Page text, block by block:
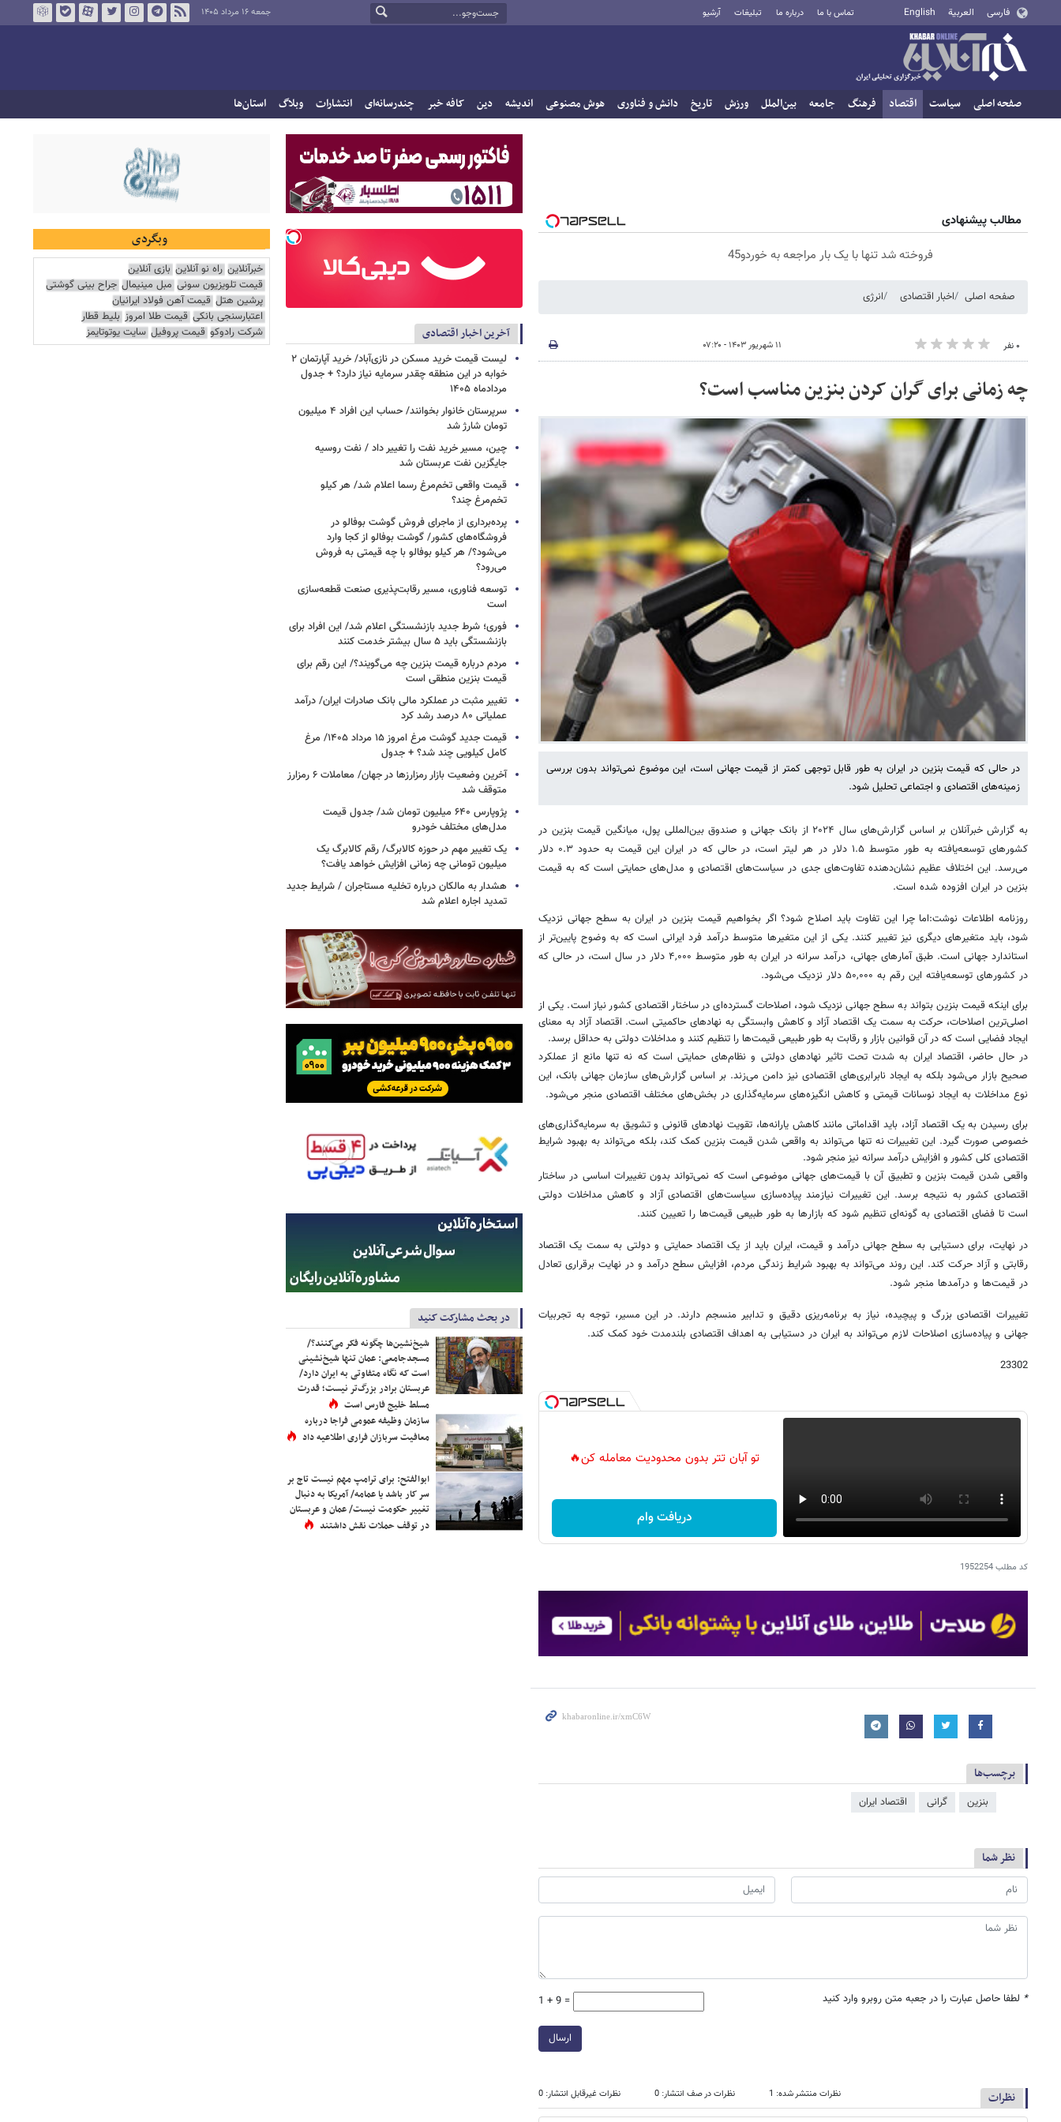
فارسی العربية English تماس با ما درباره ما تبلیغات آرشیو جمعه ۱۶ مرداد ۱۴۰۵
صفحه اصلی سیاست اقتصاد فرهنگ جامعه بین‌الملل ورزش تاریخ دانش و فناوری هوش مصنوعی اندیشه دین کافه خبر چندرسانه‌ای انتشارات وبلاگ استان‌ها
مطالب پیشنهادی
فروخته شد تنها با یک بار مراجعه به خوردو45
صفحه اصلی اخبار اقتصادی انرژی
۰ نفر ۱۱ شهریور ۱۴۰۳ - ۰۷:۲۰
چه زمانی برای گران کردن بنزین مناسب است؟
در حالی که قیمت بنزین در ایران به طور قابل توجهی کمتر از قیمت جهانی است، این موضوع نمی‌تواند بدون بررسی
زمینه‌های اقتصادی و اجتماعی تحلیل شود.
به گزارش خبرآنلان بر اساس گزارش‌های سال ۲۰۲۴ از بانک جهانی و صندوق بین‌المللی پول، میانگین قیمت بنزین در
کشورهای توسعه‌یافته به طور متوسط ۱.۵ دلار در هر لیتر است، در حالی که در ایران این قیمت به حدود ۰.۳ دلار
می‌رسد. این اختلاف عظیم نشان‌دهنده‌ تفاوت‌های جدی در سیاست‌های اقتصادی و مدل‌های حمایتی است که به قیمت
بنزین در ایران افزوده شده است.
روزنامه اطلاعات نوشت:اما چرا این تفاوت باید اصلاح شود؟ اگر بخواهیم قیمت بنزین در ایران به سطح جهانی نزدیک
شود، باید متغیرهای دیگری نیز تغییر کنند. یکی از این متغیرها متوسط درآمد فرد ایرانی است که به وضوح پایین‌تر از
استاندارد جهانی است. طبق آمارهای جهانی، درآمد سرانه در ایران به طور متوسط ۴,۰۰۰ دلار در سال است، در حالی که
در کشورهای توسعه‌یافته این رقم به ۵۰,۰۰۰ دلار نزدیک می‌شود.
برای اینکه قیمت بنزین بتواند به سطح جهانی نزدیک شود، اصلاحات گسترده‌ای در ساختار اقتصادی کشور نیاز است. یکی از
اصلی‌ترین اصلاحات، حرکت به سمت یک اقتصاد آزاد و کاهش وابستگی به نهادهای حاکمیتی است. اقتصاد آزاد به معنای
ایجاد فضایی است که در آن قوانین بازار و رقابت به طور طبیعی قیمت‌ها را تنظیم کنند و مداخلات دولتی به حداقل برسد.
در حال حاضر، اقتصاد ایران به شدت تحت تاثیر نهادهای دولتی و نظام‌های حمایتی است که نه تنها مانع از عملکرد
صحیح بازار می‌شود بلکه به ایجاد نابرابری‌های اقتصادی نیز دامن می‌زند. بر اساس گزارش‌های سازمان جهانی بانک، این
نوع مداخلات به ایجاد نوسانات قیمتی و کاهش انگیزه‌های سرمایه‌گذاری در بخش‌های مختلف اقتصادی منجر می‌شود.
برای رسیدن به یک اقتصاد آزاد، باید اقداماتی مانند کاهش یارانه‌ها، تقویت نهادهای قانونی و تشویق به سرمایه‌گذاری‌های
خصوصی صورت گیرد. این تغییرات نه تنها می‌تواند به واقعی شدن قیمت بنزین کمک کند، بلکه می‌تواند به بهبود شرایط
اقتصادی کلی کشور و افزایش درآمد سرانه نیز منجر شود.
واقعی شدن قیمت بنزین و تطبیق آن با قیمت‌های جهانی موضوعی است که نمی‌تواند بدون تغییرات اساسی در ساختار
اقتصادی کشور به نتیجه برسد. این تغییرات نیازمند پیاده‌سازی سیاست‌های اقتصادی آزاد و کاهش مداخلات دولتی
است تا فضای اقتصادی به گونه‌ای تنظیم شود که بازارها به طور طبیعی قیمت‌ها را تعیین کنند.
در نهایت، برای دستیابی به سطح جهانی درآمد و قیمت، ایران باید از یک اقتصاد حمایتی و دولتی به سمت یک اقتصاد
رقابتی و آزاد حرکت کند. این روند می‌تواند به بهبود شرایط زندگی مردم، افزایش سطح درآمد و در نهایت برقراری تعادل
در قیمت‌ها و درآمدها منجر شود.
تغییرات اقتصادی بزرگ و پیچیده، نیاز به برنامه‌ریزی دقیق و تدابیر منسجم دارند. در این مسیر، توجه به تجربیات
جهانی و پیاده‌سازی اصلاحات لازم می‌تواند به ایران در دستیابی به اهداف اقتصادی بلندمدت خود کمک کند.
23302
تو آبان تتر بدون محدودیت معامله کن🔥
دریافت وام
کد مطلب1952254
برچسب‌ها
بنزین گرانی اقتصاد ایران
نظر شما
* لطفا حاصل عبارت را در جعبه متن روبرو وارد کنید 1 + 9 =
ارسال
نظرات نظرات منتشر شده: 1 نظرات در صف انتشار: 0 نظرات غیرقابل انتشار: 0
آخرین اخبار اقتصادی
لیست قیمت خرید مسکن در نازی‌آباد/ خرید آپارتمان ۲
خوابه در این منطقه چقدر سرمایه نیاز دارد؟ + جدول
مردادماه ۱۴۰۵
سرپرستان خانوار بخوانند/ حساب این افراد ۴ میلیون
تومان شارژ شد
چین، مسیر خرید نفت را تغییر داد / نفت روسیه
جایگزین نفت عربستان شد
قیمت واقعی تخم‌مرغ رسما اعلام شد/ هر کیلو
تخم‌مرغ چند؟
پرده‌برداری از ماجرای فروش گوشت بوفالو در
فروشگاه‌های کشور/ گوشت بوفالو از کجا وارد
می‌شود؟/ هر کیلو بوفالو با چه قیمتی به فروش
می‌رود؟
توسعه فناوری، مسیر رقابت‌پذیری صنعت قطعه‌سازی
است
فوری؛ شرط جدید بازنشستگی اعلام شد/ این افراد برای
بازنشستگی باید ۵ سال بیشتر خدمت کنند
مردم درباره قیمت بنزین چه می‌گویند؟/ این رقم برای
قیمت بنزین منطقی است
تغییر مثبت در عملکرد مالی بانک صادرات ایران/ درآمد
عملیاتی ۸۰ درصد رشد کرد
قیمت جدید گوشت مرغ امروز ۱۵ مرداد ۱۴۰۵/ مرغ
کامل کیلویی چند شد؟ + جدول
آخرین وضعیت بازار رمزارزها در جهان/ معاملات ۶ رمزارز
متوقف شد
پژوپارس ۶۴۰ میلیون تومان شد/ جدول قیمت
مدل‌های مختلف خودرو
یک تغییر مهم در حوزه کالابرگ/ رقم کالابرگ یک
میلیون تومانی چه زمانی افزایش خواهد یافت؟
هشدار به مالکان درباره تخلیه مستاجران / شرایط جدید
تمدید اجاره اعلام شد
در بحث مشارکت کنید
شیخ‌نشین‌ها چگونه فکر می‌کنند؟/
مسجدجامعی: عمان تنها شیخ‌نشینی
است که نگاه متفاوتی به ایران دارد/
عربستان برادر بزرگ‌تر نیست؛ قدرت
مسلط خلیج فارس است
سازمان وظیفه عمومی فراجا درباره
معافیت سربازان فراری اطلاعیه داد
ابوالفتح: برای ترامپ مهم نیست تاج بر
سر کار باشد یا عمامه/ آمریکا به دنبال
تغییر حکومت نیست/ عمان و عربستان
در توقف حملات نقش داشتند
وبگردی
خبرآنلاین راه نو آنلاین بازی آنلاین
قیمت تلویزیون سونی مبل مینیمال جراح بینی گوشتی
پرشین هتل قیمت آهن فولاد ایرانیان
اعتبارسنجی بانکی قیمت طلا امروز بلیط قطار
شرکت رادوکو قیمت پروفیل سایت یوتوتایمز